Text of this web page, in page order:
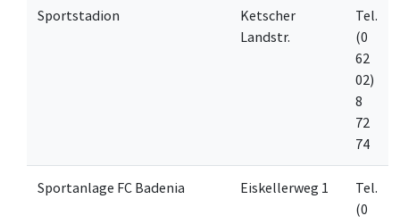
Sportstadion
Ketscher
Landstr.
Tel.
(0
62
02)
8
72
74
Sportanlage FC Badenia Eiskellerweg 1
Tel.
(0